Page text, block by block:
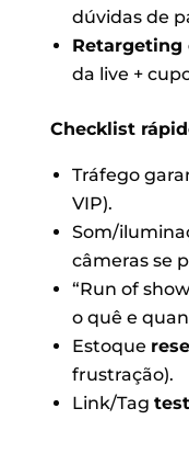
dúvidas de
Retargeting
da live +
Checklist
Tráfego
VIP).
Som/
câmeras se
“Run of
o quê e
Estoque
frustração).
Link/Tag